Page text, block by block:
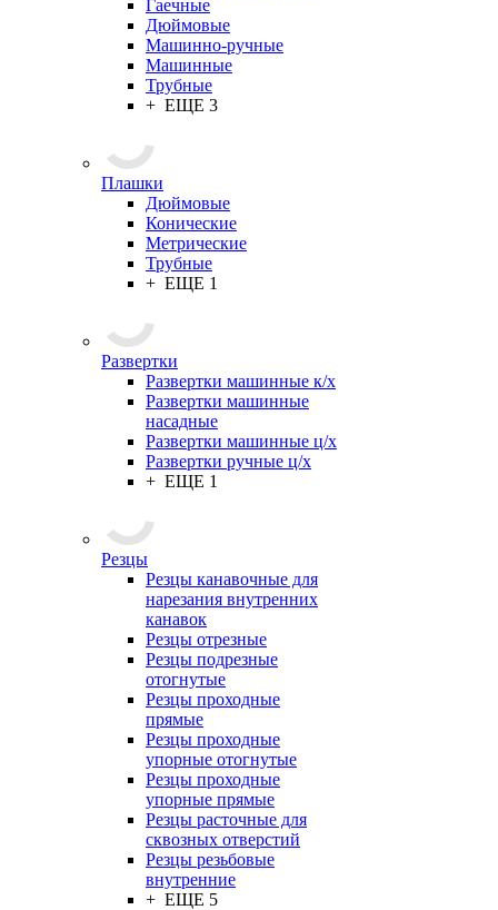
Гаечные
Дюймовые
Машинно-ручные
Машинные
Трубные
+ ЕЩЕ 3
Плашки
Дюймовые
Конические
Метрические
Трубные
+ ЕЩЕ 1
Развертки
Развертки машинные к/х
Развертки машинные
насадные
Развертки машинные ц/х
Развертки ручные ц/х
+ ЕЩЕ 1
Резцы
Резцы канавочные для
нарезания внутренних
канавок
Резцы отрезные
Резцы подрезные
отогнутые
Резцы проходные
прямые
Резцы проходные
упорные отогнутые
Резцы проходные
упорные прямые
Резцы расточные для
сквозных отверстий
Резцы резьбовые
внутренние
+ ЕЩЕ 5